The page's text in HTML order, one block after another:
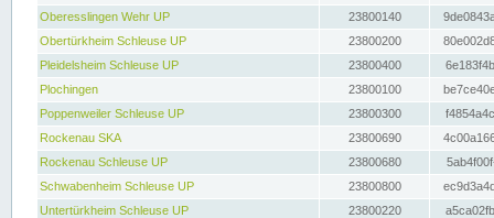
Oberesslingen Wehr UP
23800140
Obertürkheim Schleuse UP
23800200
Pleidelsheim Schleuse UP
23800400
Plochingen
23800100
Poppenweiler Schleuse UP
23800300
Rockenau SKA
23800690
Rockenau Schleuse UP
23800680
Schwabenheim Schleuse UP
23800800
Untertürkheim Schleuse UP
23800220